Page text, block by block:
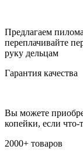
Предлагаем
переплачивайте
руку дельцам
Гарантия качества
Вы можете
копейки, если что-
2000+ товаров